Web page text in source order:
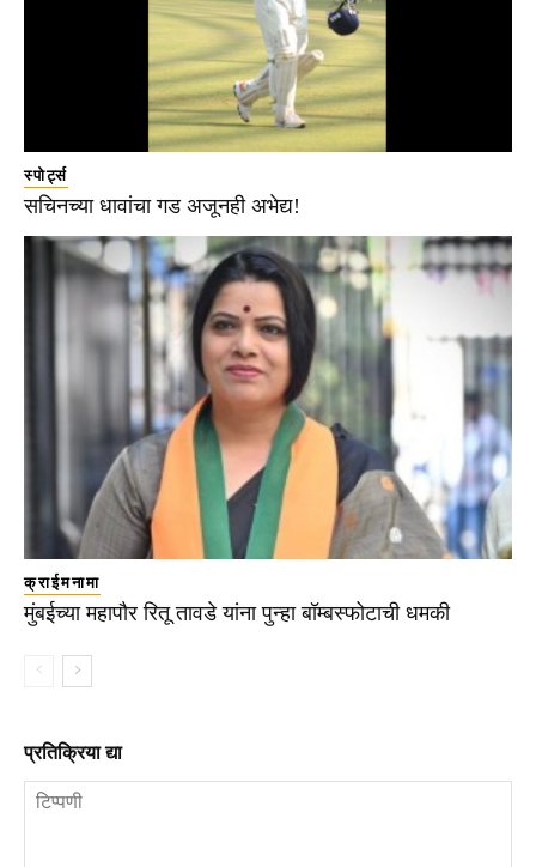
स्पोर्ट्स
सचिनच्या धावांचा गड अजूनही अभेद्य!
क्राईमनामा
मुंबईच्या महापौर रितू तावडे यांना पुन्हा बॉम्बस्फोटाची धमकी
प्रतिक्रिया द्या